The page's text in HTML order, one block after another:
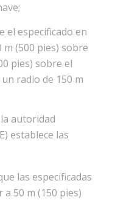
el especificado en
(500 pies) sobre
pies) sobre el
radio de 150 m
autoridad
establece las
las especificadas
50 m (150 pies)